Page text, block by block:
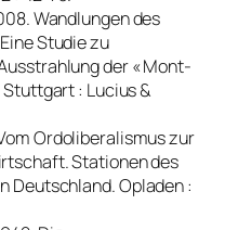
Wandlungen des
Studie zu
der « Mont-
Stuttgart : Lucius &
Ordoliberalismus zur
Stationen des
Deutschland. Opladen :